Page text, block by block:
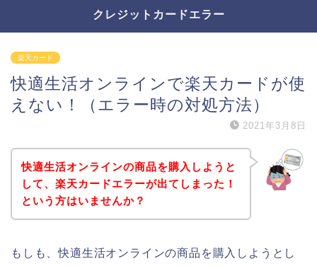
クレジットカードエラー
楽天カード
快適生活オンラインで楽天カードが使
えない！（エラー時の対処方法）
2021年3月8日
快適生活オンラインの商品を購入しようと
して、楽天カードエラーが出てしまった！
という方はいませんか？
もしも、快適生活オンラインの商品を購入しようとし